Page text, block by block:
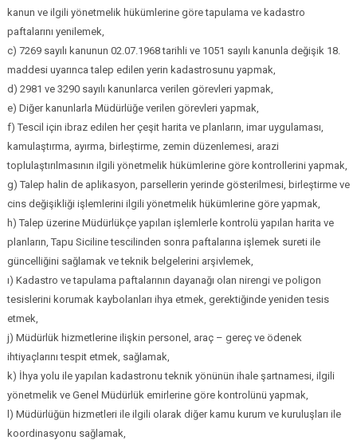
kanun ve ilgili yönetmelik hükümlerine göre tapulama ve kadastro
paftalarını yenilemek,
c) 7269 sayılı kanunun 02.07.1968 tarihli ve 1051 sayılı kanunla değişik 18.
maddesi uyarınca talep edilen yerin kadastrosunu yapmak,
d) 2981 ve 3290 sayılı kanunlarca verilen görevleri yapmak,
e) Diğer kanunlarla Müdürlüğe verilen görevleri yapmak,
f) Tescil için ibraz edilen her çeşit harita ve planların, imar uygulaması,
kamulaştırma, ayırma, birleştirme, zemin düzenlemesi, arazi
toplulaştırılmasının ilgili yönetmelik hükümlerine göre kontrollerini yapmak,
g) Talep halin de aplikasyon, parsellerin yerinde gösterilmesi, birleştirme ve
cins değişikliği işlemlerini ilgili yönetmelik hükümlerine göre yapmak,
h) Talep üzerine Müdürlükçe yapılan işlemlerle kontrolü yapılan harita ve
planların, Tapu Siciline tescilinden sonra paftalarına işlemek sureti ile
güncelliğini sağlamak ve teknik belgelerini arşivlemek,
ı) Kadastro ve tapulama paftalarının dayanağı olan nirengi ve poligon
tesislerini korumak kaybolanları ihya etmek, gerektiğinde yeniden tesis
etmek,
j) Müdürlük hizmetlerine ilişkin personel, araç – gereç ve ödenek
ihtiyaçlarını tespit etmek, sağlamak,
k) İhya yolu ile yapılan kadastronu teknik yönünün ihale şartnamesi, ilgili
yönetmelik ve Genel Müdürlük emirlerine göre kontrolünü yapmak,
l) Müdürlüğün hizmetleri ile ilgili olarak diğer kamu kurum ve kuruluşları ile
koordinasyonu sağlamak,